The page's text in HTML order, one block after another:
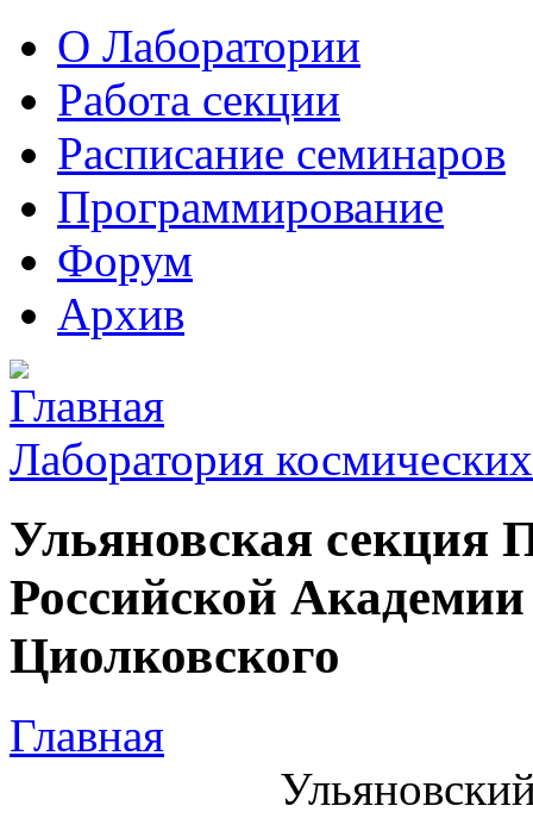
О Лаборатории
Работа секции
Расписание семинаров
Программирование
Форум
Архив
Лаборатория
Ульяновская секция
Российской
Циолковского
Главная